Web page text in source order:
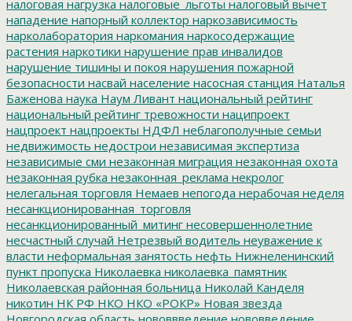
налоговая нагрузка налоговые_льготы налоговый вычет
нападение напорный коллектор наркозависимость
нарколаборатория наркомания наркосодержащие
растения наркотики нарушение прав инвалидов
нарушение тишины и покоя нарушения пожарной
безопасности насвай население насосная станция Наталья
Баженова наука Наум Ливант национальный рейтинг
национальный рейтинг тревожности наципроект
нацпроект нацпроекты НДФЛ неблагополучные семьи
недвижимость недострои независимая экспертиза
независимые сми незаконная миграция незаконная охота
незаконная рубка незаконная_реклама некролог
нелегальная торговля Немаев непогода нерабочая неделя
несанкционированная_торговля
несанкционированный_митинг несовершеннолетние
несчастный случай Нетрезвый водитель неуважение к
власти неформальная занятость нефть Нижнеленинский
пункт пропуска Николаевка николаевка_памятник
Николаевская районная больница Николай Канделя
никотин НК РФ НКО НКО «РОКР» Новая звезда